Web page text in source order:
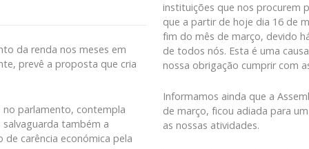
da renda nos meses em
prevê a proposta que cria
parlamento, contempla
salvaguarda também a
carência económica pela
instituições que nos procurem
que a partir de hoje dia 16 de
fim do mês de março, devido
de todos nós. Esta é uma
nossa obrigação cumprir com
Informamos ainda que a
de março, ficou adiada para
as nossas atividades.